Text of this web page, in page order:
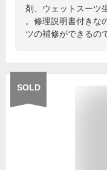
剤、ウェットスーツ
。修理説明書付きな
ツの補修ができるの
SOLD